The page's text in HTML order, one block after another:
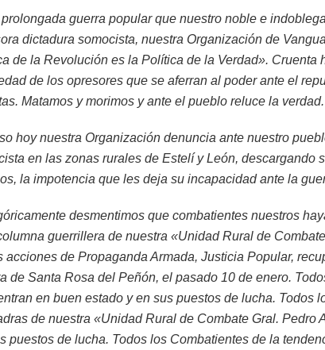
guerra popular que nuestro noble e
dictadura somocista, nuestra Organización de
de la Revolución es la Política de la Verdad». Cruenta
de los opresores que se aferran al poder ante el
Matamos y morimos y ante el pueblo reluce la verdad.
hoy nuestra Organización denuncia ante nuestro
en las zonas rurales de Estelí y León, descargando
la impotencia que les deja su incapacidad ante la
desmentimos que combatientes nuestros
guerrillera de nuestra «Unidad Rural de
acciones de Propaganda Armada, Justicia Popular,
de Santa Rosa del Peñón, el pasado 10 de enero.
en buen estado y en sus puestos de lucha. Todos
de nuestra «Unidad Rural de Combate Gral. Pedro
puestos de lucha. Todos los Combatientes de la